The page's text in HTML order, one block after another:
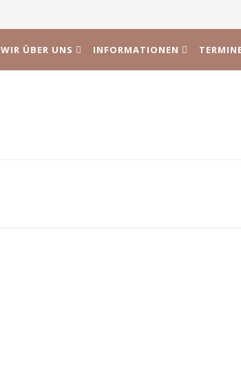
WIR ÜBER UNS INFORMATIONEN